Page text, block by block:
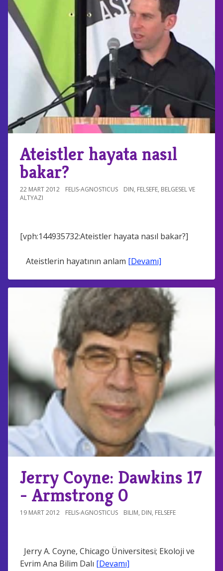
Ateistler hayata nasıl
bakar?
22 MART 2012 FELIS-AGNOSTICUS DIN, FELSEFE, BELGESEL VE
ALTYAZI
[vph:144935732:Ateistler hayata nasıl bakar?]
Ateistlerin hayatının anlam [Devamı]
Jerry Coyne: Dawkins 17
- Armstrong 0
19 MART 2012 FELIS-AGNOSTICUS BILIM, DIN, FELSEFE
Jerry A. Coyne, Chicago Üniversitesi; Ekoloji ve
Evrim Ana Bilim Dalı [Devamı]